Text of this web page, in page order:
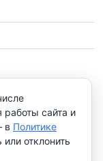
работы сайта и
в Политике
отклонить